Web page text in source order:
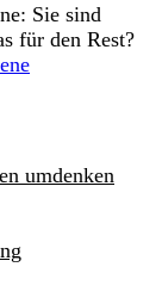
Sie sind
für den Rest?
umdenken